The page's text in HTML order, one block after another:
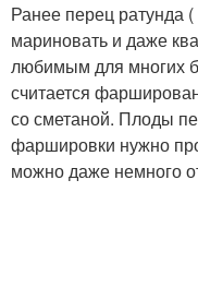
Ранее перец ратунда
мариновать и даже
любимым для многих
считается
со сметаной. Плоды
фаршировки нужно
можно даже немного